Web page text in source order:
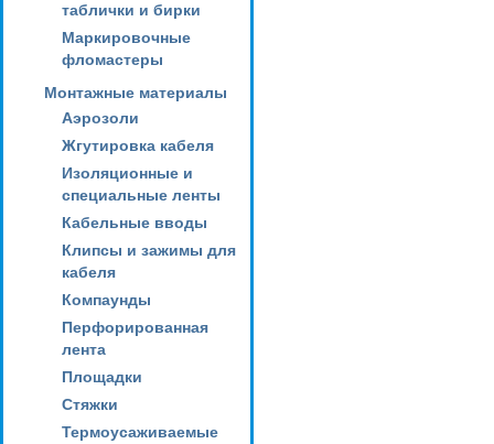
таблички и бирки
Маркировочные
фломастеры
Монтажные материалы
Аэрозоли
Жгутировка кабеля
Изоляционные и
специальные ленты
Кабельные вводы
Клипсы и зажимы для
кабеля
Компаунды
Перфорированная
лента
Площадки
Стяжки
Термоусаживаемые